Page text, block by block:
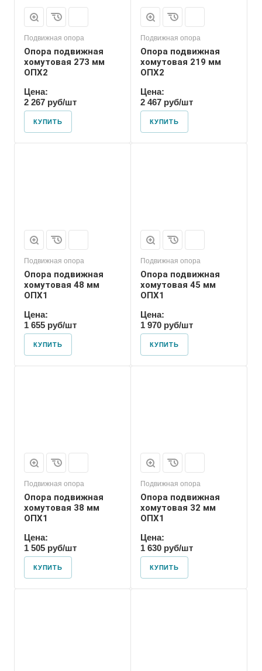
Подвижная опора
Опора подвижная
хомутовая 273 мм
ОПХ2
Цена:
2 267 руб/шт
КУПИТЬ
Подвижная опора
Опора подвижная
хомутовая 219 мм
ОПХ2
Цена:
2 467 руб/шт
КУПИТЬ
Подвижная опора
Опора подвижная
хомутовая 48 мм
ОПХ1
Цена:
1 655 руб/шт
КУПИТЬ
Подвижная опора
Опора подвижная
хомутовая 45 мм
ОПХ1
Цена:
1 970 руб/шт
КУПИТЬ
Подвижная опора
Опора подвижная
хомутовая 38 мм
ОПХ1
Цена:
1 505 руб/шт
КУПИТЬ
Подвижная опора
Опора подвижная
хомутовая 32 мм
ОПХ1
Цена:
1 630 руб/шт
КУПИТЬ